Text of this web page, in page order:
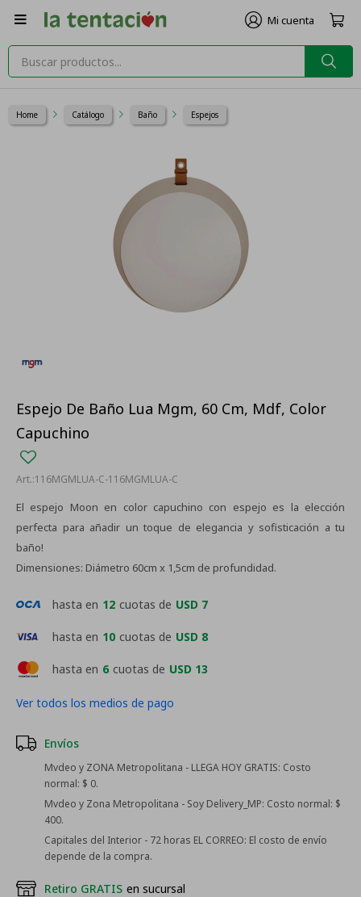

Home Catálogo Baño Espejos
Espejo De Baño Lua Mgm, 60 Cm, Mdf, Color
Capuchino
116MGMLUA-C-116MGMLUA-C
El espejo Moon en color capuchino con espejo es la elección
perfecta para añadir un toque de elegancia y sofisticación a tu
baño!
Dimensiones: Diámetro 60cm x 1,5cm de profundidad.
hasta en 6 cuotas de USD 13
hasta en 12 cuotas de USD 7
hasta en 10 cuotas de USD 8
Ver todos los medios de pago
Envíos
Mvdeo y ZONA Metropolitana - LLEGA HOY GRATIS: Costo
normal: $ 0.
Mvdeo y Zona Metropolitana - Soy Delivery_MP: Costo normal: $
400.
Capitales del Interior - 72 horas EL CORREO: El costo de envío
depende de la compra.
Retiro GRATIS en sucursal